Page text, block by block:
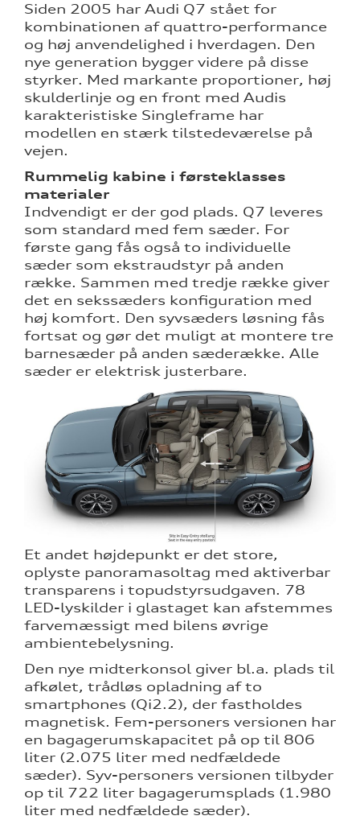
Siden 2005 har Audi Q7 stået for
kombinationen af quattro-performance
og høj anvendelighed i hverdagen. Den
nye generation bygger videre på disse
styrker. Med markante proportioner, høj
skulderlinje og en front med Audis
karakteristiske Singleframe har
modellen en stærk tilstedeværelse på
vejen.
Rummelig kabine i førsteklasses
materialer
Indvendigt er der god plads. Q7 leveres
som standard med fem sæder. For
første gang fås også to individuelle
sæder som ekstraudstyr på anden
række. Sammen med tredje række giver
det en sekssæders konfiguration med
høj komfort. Den syvsæders løsning fås
fortsat og gør det muligt at montere tre
barnesæder på anden sæderække. Alle
sæder er elektrisk justerbare.
Et andet højdepunkt er det store,
oplyste panoramasoltag med aktiverbar
transparens i topudstyrsudgaven. 78
LED-lyskilder i glastaget kan afstemmes
farvemæssigt med bilens øvrige
ambientebelysning.
Den nye midterkonsol giver bl.a. plads til
afkølet, trådløs opladning af to
smartphones (Qi2.2), der fastholdes
magnetisk. Fem-personers versionen har
en bagagerumskapacitet på op til 806
liter (2.075 liter med nedfældede
sæder). Syv-personers versionen tilbyder
op til 722 liter bagagerumsplads (1.980
liter med nedfældede sæder).